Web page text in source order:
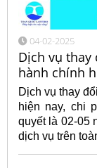
04-02-2025
Dịch vụ
hành chính
Dịch vụ thay
hiện nay, chi
quyết là 02-05
dịch vụ trên